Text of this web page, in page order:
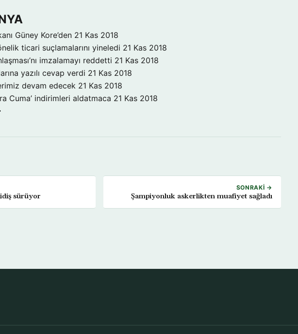
Güney Kore’den 21 Kas 2018
ticari suçlamalarını yineledi 21 Kas 2018
imzalamayı reddetti 21 Kas 2018
yazılı cevap verdi 21 Kas 2018
devam edecek 21 Kas 2018
Cuma’ indirimleri aldatmaca 21 Kas 2018
sürüyor
SONRAKI →
Şampiyonluk askerlikten muafiyet sağladı